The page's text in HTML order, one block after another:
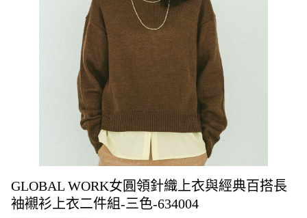
GLOBAL WORK女圓領針織上衣與經典百搭長
袖襯衫上衣二件組-三色-634004